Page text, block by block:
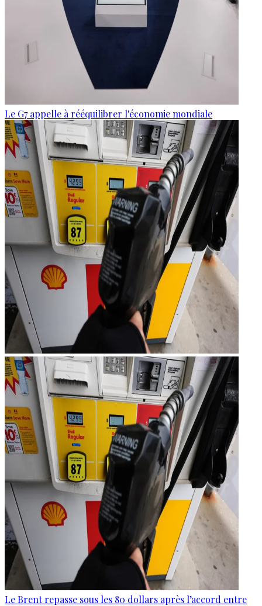
Le G7 appelle à rééquilibrer l'économie mondiale
Le Brent repasse sous les 80 dollars après l’accord entre